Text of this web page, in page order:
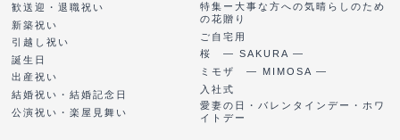
歓送迎・退職祝い
新築祝い
引越し祝い
誕生日
出産祝い
結婚祝い・結婚記念日
公演祝い・楽屋見舞い
特集ー大事な方への気晴らしのため
の花贈り
ご自宅用
桜 ― SAKURA ―
ミモザ ― MIMOSA ―
入社式
愛妻の日・バレンタインデー・ホワ
イトデー